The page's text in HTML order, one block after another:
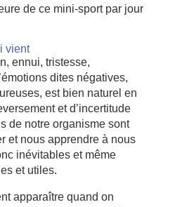
de ce mini-sport par jour
vient
ennui, tristesse,
dites négatives,
est bien naturel en
et d’incertitude
de notre organisme sont
et nous apprendre à nous
inévitables et même
et utiles.
apparaître quand on